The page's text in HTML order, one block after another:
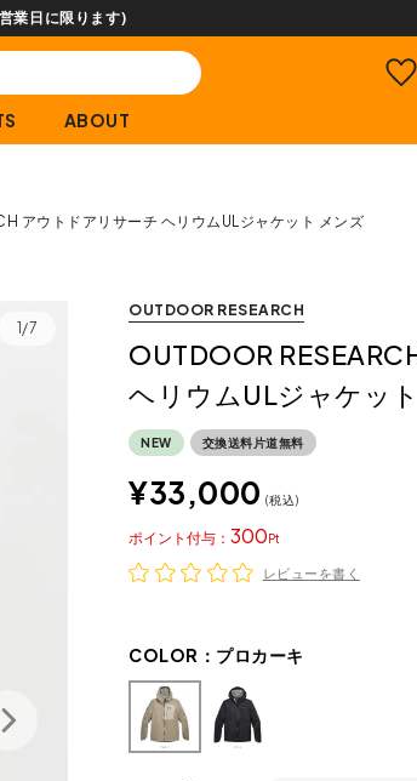
ABOUT
アウトドアリサーチ ヘリウムULジャケット メンズ
1/7
OUTDOOR RESEARCH
OUTDOOR
ヘリウムULジャケッ
NEW 交換送料片道無料
¥33,000 税込
300
ポイント
レビューを書く
COLOR： プロカーキ